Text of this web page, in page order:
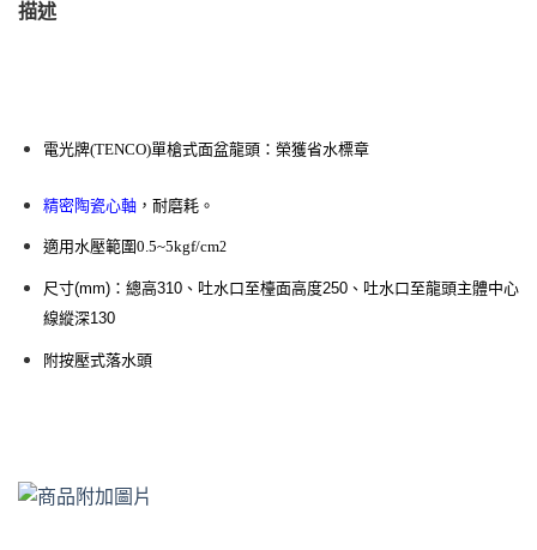
描述
電光牌(TENCO)單槍式面盆龍頭： 榮獲省水標章
精密陶瓷心軸，耐磨耗。
適用水壓範圍0.5~5kgf/cm2
尺寸(mm)：總高310、吐水口至檯面高度250、吐水口至龍頭主體中心
線縱深130
附按壓式落水頭